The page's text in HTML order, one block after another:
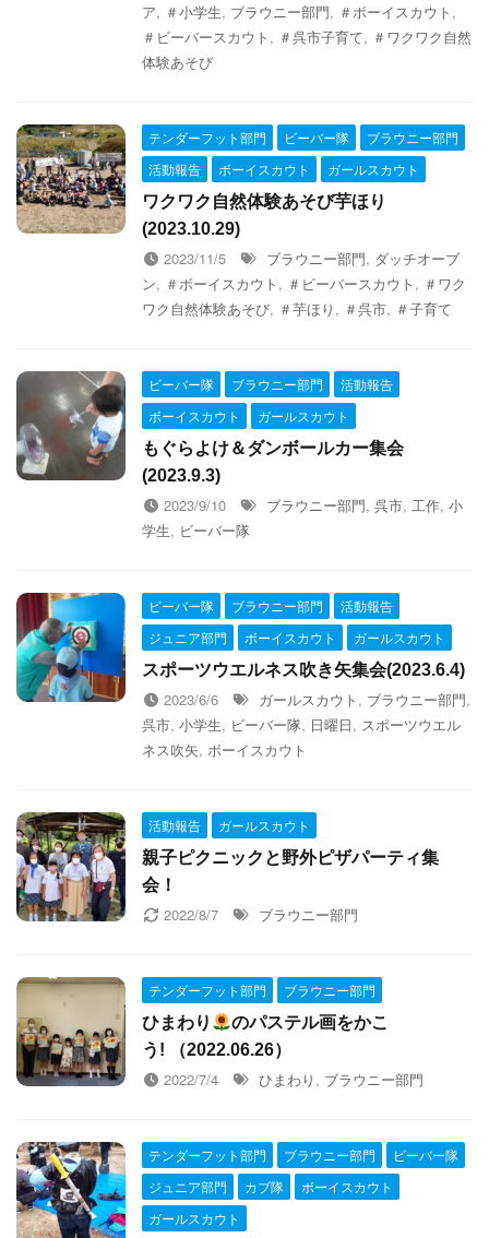
ア, ＃小学生, ブラウニー部門, ＃ボーイスカウト ,
＃ビーバースカウト , ＃呉市子育て, ＃ワクワク自然
体験あそび
テンダーフット部門 ビーバー隊
ブラウニー部門
活動報告
ボーイスカウト
ガールスカウト
ワクワク自然体験あそび芋ほり
(2023.10.29)
2023/11/5 ブラウニー部門, ダッチオーブ
ン, ＃ボーイスカウト , ＃ビーバースカウト , ＃ワク
ワク自然体験あそび, ＃芋ほり , ＃呉市, ＃子育て
ビーバー隊 ブラウニー部門
活動報告
ボーイスカウト
ガールスカウト
もぐらよけ＆ダンボールカー集会
(2023.9.3)
2023/9/10 ブラウニー部門, 呉市, 工作, 小
学生, ビーバー隊
ビーバー隊 ブラウニー部門
活動報告
ジュニア部門
ボーイスカウト
ガールスカウト
スポーツウエルネス吹き矢集会(2023.6.4)
2023/6/6 ガールスカウト , ブラウニー部門,
呉市, 小学生, ビーバー隊, 日曜日, スポーツウエル
ネス吹矢, ボーイスカウト
活動報告
ガールスカウト
親子ピクニックと野外ピザパーティ集
会！
2022/8/7 ブラウニー部門
テンダーフット部門
ブラウニー部門
ひまわり
のパステル画をかこ
う! （2022.06.26）
2022/7/4 ひまわり , ブラウニー部門
テンダーフット部門 ブラウニー部門
ビーバー隊
ジュニア部門
カブ隊
ボーイスカウト
ガールスカウト